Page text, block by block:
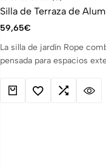
Silla de Terraza de
59,65€
La silla de jardín Rope
pensada para espacios